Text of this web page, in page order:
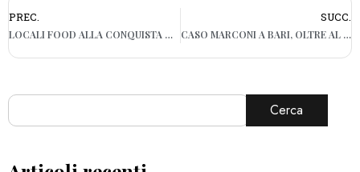
PREC.
LOCALI FOOD ALLA CONQUISTA DEL CENTRO DI BARI. NUOVA APERTURA IN VIA MELO
SUCC.
CASO MARCONI A BARI, OLTRE AL DANNO LA BEFFA: DOPPI TURNI E PONTE PERICOLANTE. “IGNORATI DA ANNI”
Cerca